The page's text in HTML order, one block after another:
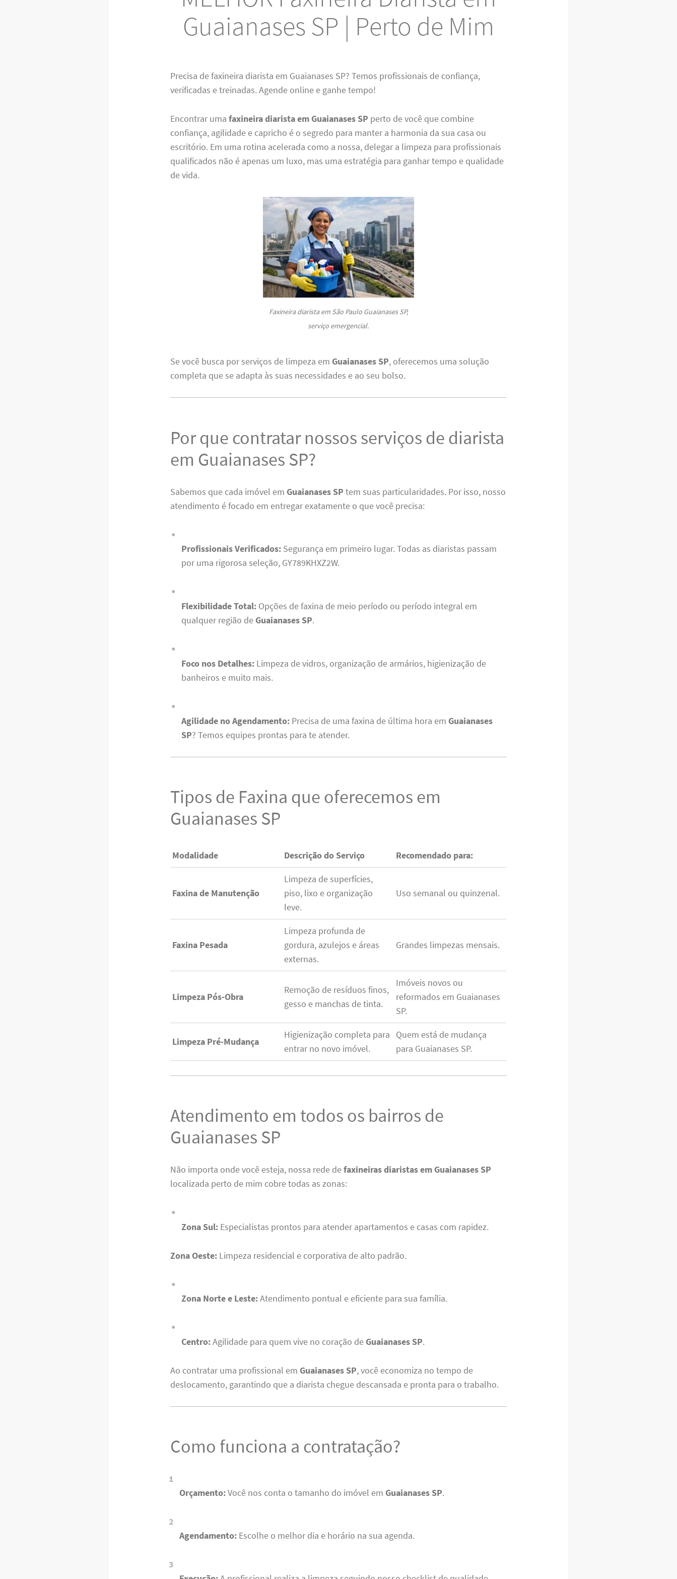
Guaianases SP | Perto de Mim
Precisa de faxineira diarista em Guaianases SP? Temos profissionais de confiança,
verificadas e treinadas. Agende online e ganhe tempo!
Encontrar umafaxineira diarista em Guaianases SP perto de você que combine
confiança, agilidade e capricho é o segredo para manter a harmonia da sua casa ou
escritório. Em uma rotina acelerada como a nossa, delegar a limpeza para profissionais
qualificados não é apenas um luxo, mas uma estratégia para ganhar tempo e qualidade
de vida.
Faxineira diarista em São Paulo Guaianases SP,
serviço emergencial.
Se você busca por serviços de limpeza em Guaianases SP, oferecemos uma solução
completa que se adapta às suas necessidades e ao seu bolso.
Por que contratar nossos serviços de diarista
em Guaianases SP?
Sabemos que cada imóvel em Guaianases SP tem suas particularidades. Por isso, nosso
atendimento é focado em entregar exatamente o que você precisa:
Profissionais Verificados:Segurança em primeiro lugar. Todas as diaristas passam
por uma rigorosa seleção, GY789KHXZ2W.
Flexibilidade Total:Opções de faxina de meio período ou período integral em
qualquer região de Guaianases SP.
Foco nos Detalhes:Limpeza de vidros, organização de armários, higienização de
banheiros e muito mais.
Agilidade no Agendamento:Precisa de uma faxina de última hora em Guaianases
SP? Temos equipes prontas para te atender.
Tipos de Faxina que oferecemos em
Guaianases SP
Modalidade Descrição do Serviço Recomendado para:
Faxina de Manutenção
Limpeza de superfícies,
piso, lixo e organização
leve.
Uso semanal ou quinzenal.
Faxina Pesada
Limpeza profunda de
gordura, azulejos e áreas
externas.
Grandes limpezas mensais.
Limpeza Pós-Obra
Remoção de resíduos finos,
gesso e manchas de tinta.
Imóveis novos ou
reformados em Guaianases
SP.
Limpeza Pré-Mudança
Higienização completa para
entrar no novo imóvel.
Quem está de mudança
para Guaianases SP.
Atendimento em todos os bairros de
Guaianases SP
Não importa onde você esteja, nossa rede defaxineiras diaristas em Guaianases SP
localizada perto de mim cobre todas as zonas:
Zona Sul:Especialistas prontos para atender apartamentos e casas com rapidez.
Zona Oeste: Limpeza residencial e corporativa de alto padrão.
Zona Norte e Leste:Atendimento pontual e eficiente para sua família.
Centro:Agilidade para quem vive no coração de Guaianases SP.
Ao contratar uma profissional em Guaianases SP, você economiza no tempo de
deslocamento, garantindo que a diarista chegue descansada e pronta para o trabalho.
Como funciona a contratação?
Orçamento:Você nos conta o tamanho do imóvel em Guaianases SP.
Agendamento: Escolhe o melhor dia e horário na sua agenda.